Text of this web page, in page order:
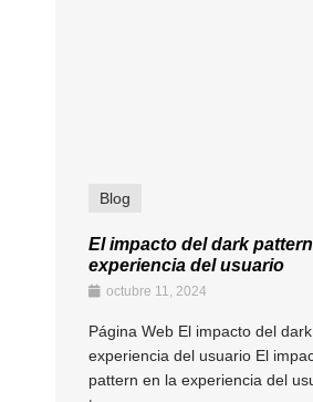
Blog
El impacto del dark
experiencia del usuario
octubre 11, 2024
Página Web El impacto del
experiencia del usuario El
pattern en la experiencia del